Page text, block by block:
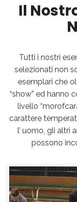
Il
Tutti i nostri
selezionati non
esemplari che
“show” ed hanno
livello
carattere
l’ uomo, gli altri
possono